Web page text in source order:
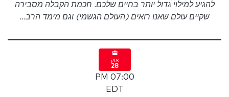
להגיע למילוי גדול יותר בחיים שלכם. חכמת הקבלה מסבירה
שקיים עולם שאנו רואים (העולם הגשמי) וגם מימד הרב...
אוק
28
07:00 PM
EDT